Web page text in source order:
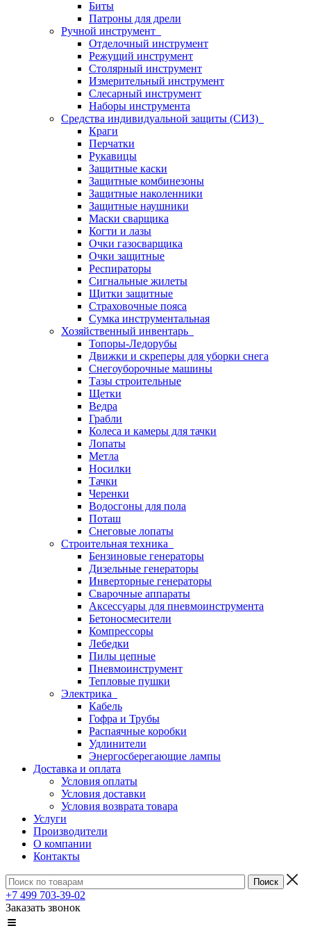
Биты
Патроны для дрели
Ручной инструмент
Отделочный инструмент
Режущий инструмент
Столярный инструмент
Измерительный инструмент
Слесарный инструмент
Наборы инструмента
Средства индивидуальной защиты (СИЗ)
Краги
Перчатки
Рукавицы
Защитные каски
Защитные комбинезоны
Защитные наколенники
Защитные наушники
Маски сварщика
Когти и лазы
Очки газосварщика
Очки защитные
Респираторы
Сигнальные жилеты
Щитки защитные
Страховочные пояса
Сумка инструментальная
Хозяйственный инвентарь
Топоры-Ледорубы
Движки и скреперы для уборки снега
Снегоуборочные машины
Тазы строительные
Щетки
Ведра
Грабли
Колеса и камеры для тачки
Лопаты
Метла
Носилки
Тачки
Черенки
Водосгоны для пола
Поташ
Снеговые лопаты
Строительная техника
Бензиновые генераторы
Дизельные генераторы
Инверторные генераторы
Сварочные аппараты
Аксессуары для пневмоинструмента
Бетоносмесители
Компрессоры
Лебедки
Пилы цепные
Пневмоинструмент
Тепловые пушки
Электрика
Кабель
Гофра и Трубы
Распаячные коробки
Удлинители
Энергосберегающие лампы
Доставка и оплата
Условия оплаты
Условия доставки
Условия возврата товара
Услуги
Производители
О компании
Контакты
+7 499 703-39-02
Заказать звонок